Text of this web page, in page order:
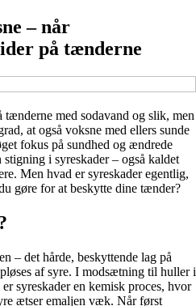
– når
på tænderne
med sodavand og slik, men
at også voksne med ellers sunde
fokus på sundhed og ændrede
i syreskader – også kaldet
Men hvad er syreskader egentlig,
gøre for at beskytte dine tænder?
– det hårde, beskyttende lag på
af syre. I modsætning til huller i
syreskader en kemisk proces, hvor
ætser emaljen væk. Når først